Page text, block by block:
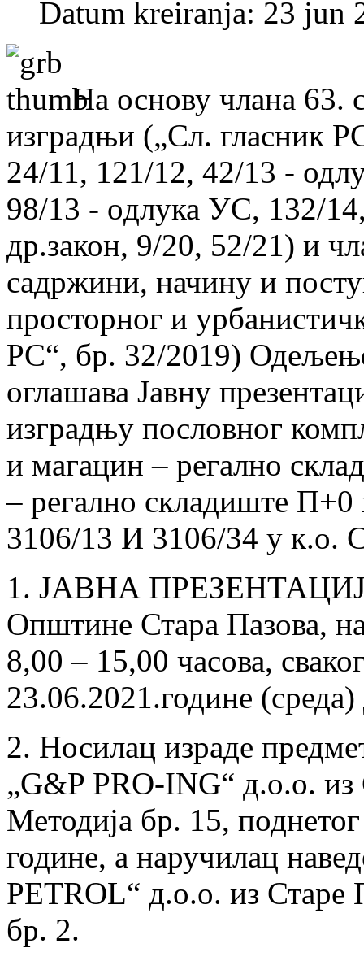
Datum kreiranja: 23 jun
На основу члана 63.
изградњи („Сл. гласник
24/11, 121/12, 42/13 -
98/13 - oдлука УС, 132/
др.закон, 9/20, 52/21) и
садржини, начину и
просторног и
РС“, бр. 32/2019)
оглашава Јавну
изградњу пословног
и магацин – регално
– регално складиште П+0
3106/13 И 3106/34 у к.о.
1. ЈАВНА ПРЕЗЕНТАЦИЈА
Oпштине Стара Пазова,
8,00 – 15,00 часова,
23.06.2021.године
2. Носилац израде
„G&P PRO-ING“ д.о.о.
Методија бр. 15,
године, а наручилац
PETROL“ д.о.о. из Старе
бр. 2.